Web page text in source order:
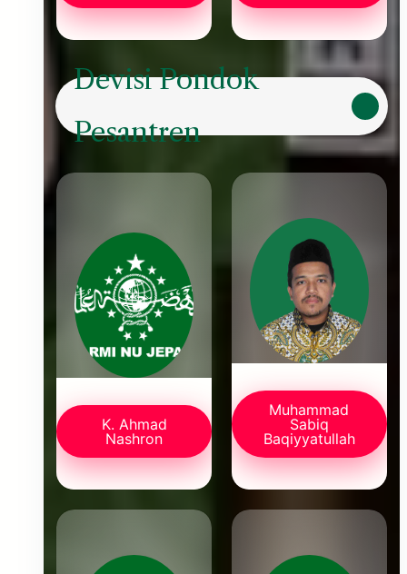
Devisi Pondok
Pesantren
K. Ahmad
Nashron
Muhammad
Sabiq
Baqiyyatullah